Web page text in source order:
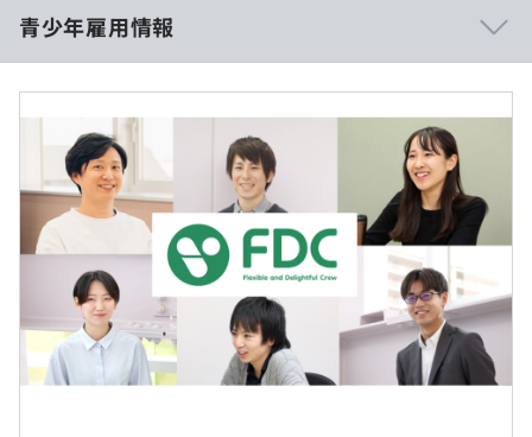
知識)
・防災関連ITシステム開発保守 (Java、PHP)
・車載メーターの設計開発 (C、C#)
・EVバッテリー制御ソフトウェア開発 (Matlab/Simulink)
▍自社ソリューション
・VB6→VB.NETコンバージョンサービス『VBリメイク工
房』
https://www.fdc-inc.co.jp/vbremake/
・スキル管理・アサイン管理支援ツール『fapi』
https://www.fdc-inc.co.jp/fapi/
・つながる家づくり『plantable』
https://www.fdc-inc.co.jp/plantable/
・Salesforce導入・活用サービス『SFSolution』
＜インターン開催時間＞
9:00～17:30
休憩時間：60分
平均残業時間：インターンのためなし
実施日のみ（インターンのため休暇はございません）
Web開催のため、交通費、宿泊費の支給はなし
青少年雇用情報
過去３年間の新卒採用者数・離職者数
前年度 採用者数5人 離職者数0人
2年度前 採用者数7人 離職者数0人
3年度前 採用者数5人 離職者数1人
過去３年間の新卒採用者数の男女別人数
前年度 男性5人 女性0人
2年度前 男性6人 女性1人
3年度前 男性5人 女性0人
平均勤続年数